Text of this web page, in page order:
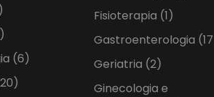
(6)
Fisioterapia (1)
Gastroenterologia
Geriatria (2)
Ginecologia e